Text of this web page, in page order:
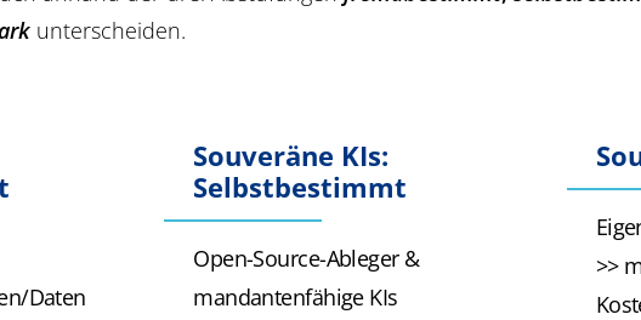
unterscheiden.
Daten
Souveräne KIs:
Selbstbestimmt
Open-Source-Ableger &
mandantenfähige KIs
>>